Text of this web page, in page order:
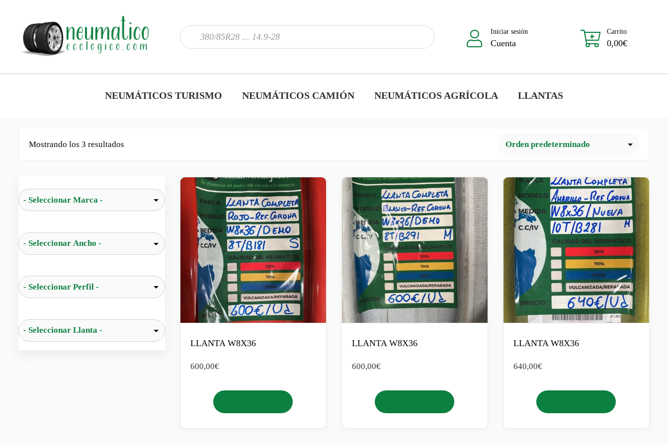
Iniciar sesión
Cuenta
Carrito
0,00€
NEUMÁTICOS TURISMO NEUMÁTICOS CAMIÓN NEUMÁTICOS AGRÍCOLA LLANTAS
Mostrando los 3 resultados
LLANTA W8X36
600,00€
LLANTA W8X36
600,00€
LLANTA W8X36
640,00€